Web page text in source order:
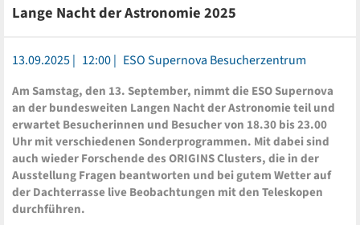
Lange Nacht der Astronomie 2025
13.09.2025 12:00 ESO Supernova Besucherzentrum
Am Samstag, den 13. September, nimmt die ESO Supernova
an der bundesweiten Langen Nacht der Astronomie teil und
erwartet Besucherinnen und Besucher von 18.30 bis 23.00
Uhr mit verschiedenen Sonderprogrammen. Mit dabei sind
auch wieder Forschende des ORIGINS Clusters, die in der
Ausstellung Fragen beantworten und bei gutem Wetter auf
der Dachterrasse live Beobachtungen mit den Teleskopen
durchführen.